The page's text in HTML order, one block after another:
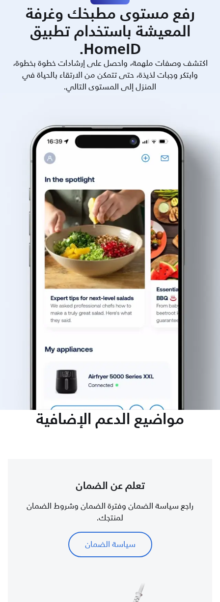
رفع مستوى مطبخك وغرفة
المعيشة باستخدام تطبيق
HomeID.
اكتشف وصفات ملهمة، واحصل على إرشادات خطوة بخطوة،
وابتكر وجبات لذيذة، حتى تتمكن من الارتقاء بالحياة في
المنزل إلى المستوى التالي.
مواضيع الدعم الإضافية
تعلم عن الضمان
راجع سياسة الضمان وفترة الضمان وشروط الضمان
لمنتجك.
سياسة الضمان